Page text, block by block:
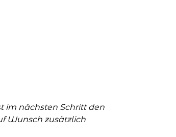
im nächsten Schritt den
Wunsch zusätzlich